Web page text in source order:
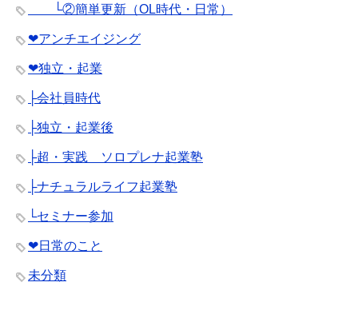
└②簡単更新（OL時代・日常）
❤︎アンチエイジング
❤︎独立・起業
├会社員時代
├独立・起業後
├超・実践 ソロプレナ起業塾
├ナチュラルライフ起業塾
└セミナー参加
❤︎日常のこと
未分類